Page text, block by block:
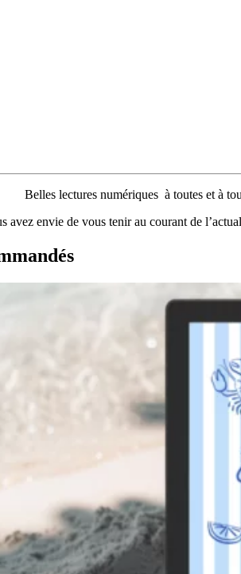
Belles lectures numériques à toutes et à
avez envie de vous tenir au courant de